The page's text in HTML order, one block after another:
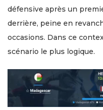
défensive après un
derrière, peine en
occasions. Dans ce
scénario le plus logique.